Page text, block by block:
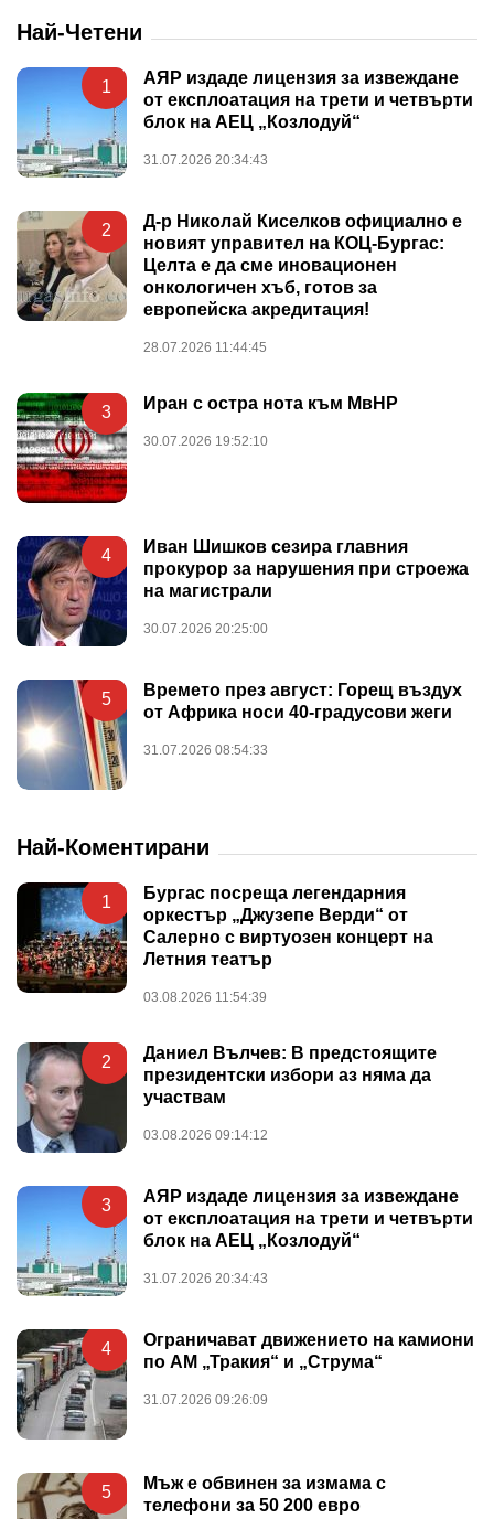
Най-Четени
1
АЯР издаде лицензия за извеждане
от експлоатация на трети и четвърти
блок на АЕЦ „Козлодуй“
31.07.2026 20:34:43
2
Д-р Николай Киселков официално е
новият управител на КОЦ-Бургас:
Целта е да сме иновационен
онкологичен хъб, готов за
европейска акредитация!
28.07.2026 11:44:45
3 Иран с остра нота към МвНР
30.07.2026 19:52:10
4
Иван Шишков сезира главния
прокурор за нарушения при строежа
на магистрали
30.07.2026 20:25:00
5
Времето през август: Горещ въздух
от Африка носи 40-градусови жеги
31.07.2026 08:54:33
Най-Коментирани
1
Бургас посреща легендарния
оркестър „Джузепе Верди“ от
Салерно с виртуозен концерт на
Летния театър
03.08.2026 11:54:39
2
Даниел Вълчев: В предстоящите
президентски избори аз няма да
участвам
03.08.2026 09:14:12
3
АЯР издаде лицензия за извеждане
от експлоатация на трети и четвърти
блок на АЕЦ „Козлодуй“
31.07.2026 20:34:43
4
Ограничават движението на камиони
по АМ „Тракия“ и „Струма“
31.07.2026 09:26:09
5
Мъж е обвинен за измама с
телефони за 50 200 евро